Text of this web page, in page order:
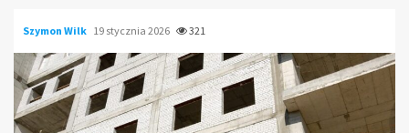
Szymon Wilk 19 stycznia 2026 321